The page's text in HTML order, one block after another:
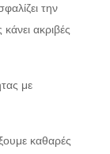
την
ακριβές
με
καθαρές